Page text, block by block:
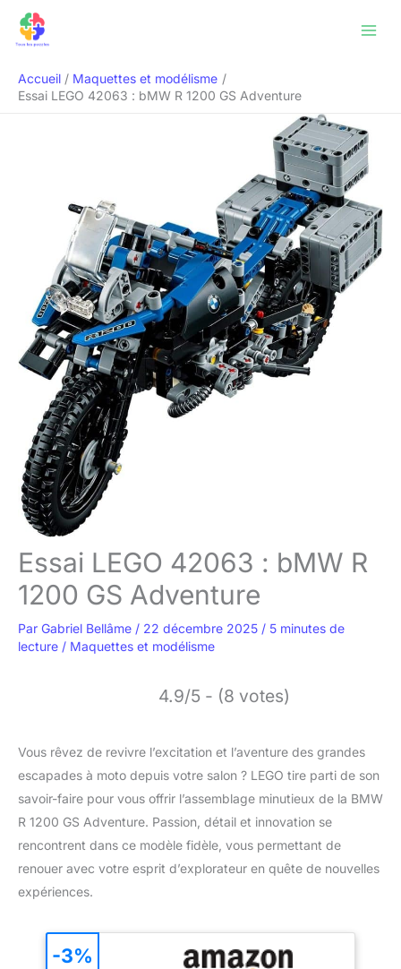
Accueil
Maquettes et modélisme
Essai LEGO 42063 : bMW R 1200 GS Adventure
Essai LEGO 42063 : bMW R
1200 GS Adventure
Par Gabriel Bellâme / 22 décembre 2025 / 5 minutes de
lecture / Maquettes et modélisme
4.9/5 - (8 votes)
Vous rêvez de revivre l’excitation et l’aventure des grandes
escapades à moto depuis votre salon ? LEGO tire parti de son
savoir-faire pour vous offrir l’assemblage minutieux de la BMW
R 1200 GS Adventure. Passion, détail et innovation se
rencontrent dans ce modèle fidèle, vous permettant de
renouer avec votre esprit d’explorateur en quête de nouvelles
expériences.
-3%
Rechercher